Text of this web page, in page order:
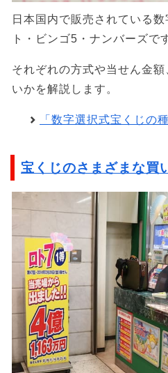
日本国内で販売されている
ト・ビンゴ5・ナンバーズで
それぞれの方式や当せん金
いかを解説します。
「数字選択式宝くじの
宝くじのさまざまな買